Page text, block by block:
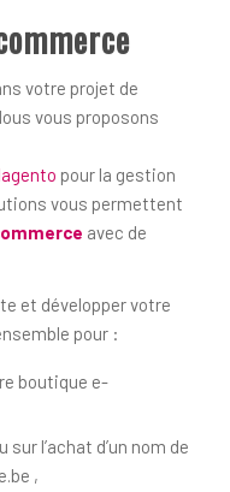
votre projet de
vous proposons
pour la gestion
vous permettent
avec de
et développer votre
pour :
boutique e-
l’achat d’un nom de
,